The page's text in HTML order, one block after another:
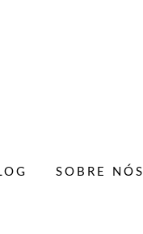
SOBRE NÓS